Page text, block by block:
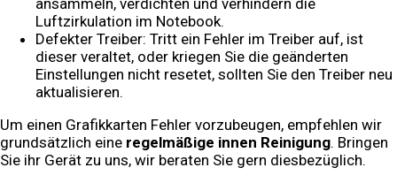
ansammeln, verdichten und verhindern die
Luftzirkulation im Notebook.
Defekter Treiber: Tritt ein Fehler im Treiber auf, ist
dieser veraltet, oder kriegen Sie die geänderten
Einstellungen nicht resetet, sollten Sie den Treiber neu
aktualisieren.
Um einen Grafikkarten Fehler vorzubeugen, empfehlen wir
grundsätzlich eine regelmäßige innen Reinigung. Bringen
Sie ihr Gerät zu uns, wir beraten Sie gern diesbezüglich.